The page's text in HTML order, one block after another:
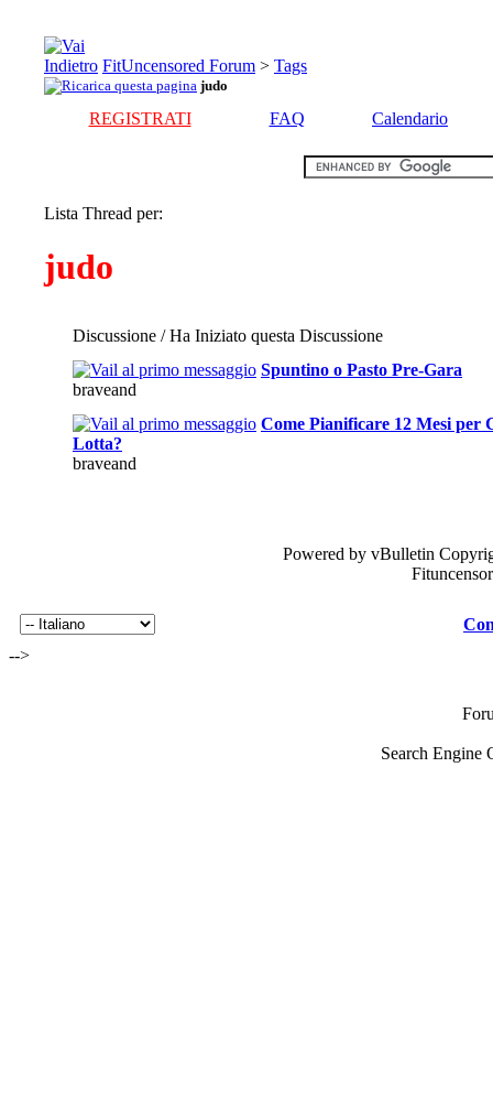
FitUncensored Forum > Tags
judo
REGISTRATI FAQ Calendario
Lista Thread per:
judo
Discussione / Ha Iniziato questa Discussione
Spuntino o Pasto Pre-Gara
braveand
Come Pianificare 12 Mesi per
Lotta?
braveand
Powered by vBulletin
-->
Search Engine